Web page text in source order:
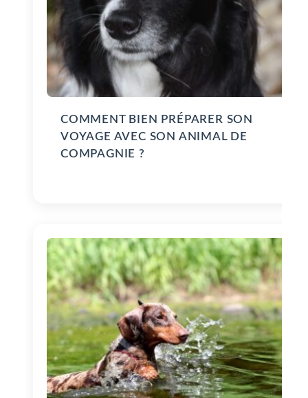
COMMENT BIEN PRÉPARER SON
VOYAGE AVEC SON ANIMAL DE
COMPAGNIE ?